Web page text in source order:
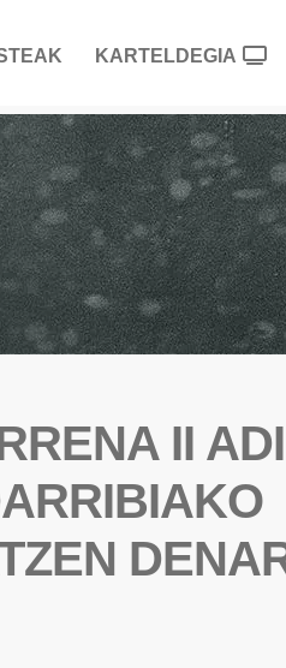
KARTELDEGIA
II ADI